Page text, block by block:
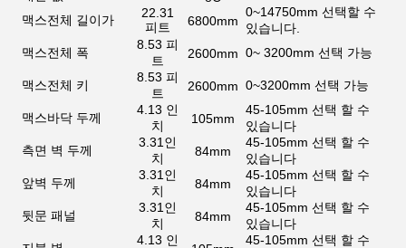
맥스전체 길이가
22.31
피트
6800mm
0~14750mm 선택할 수
있습니다.
맥스전체 폭
8.53 피
트
2600mm 0~ 3200mm 선택 가능
맥스전체 키
8.53 피
트
2600mm 0~3200mm 선택 가능
맥스바닥 두께
4.13 인
치
105mm
45-105mm 선택 할 수
있습니다
측면 벽 두께
3.31인
치
84mm
45-105mm 선택 할 수
있습니다
앞벽 두께
3.31인
치
84mm
45-105mm 선택 할 수
있습니다
뒷문 패널
3.31인
치
84mm
45-105mm 선택 할 수
있습니다
4.13 인
45-105mm 선택 할 수